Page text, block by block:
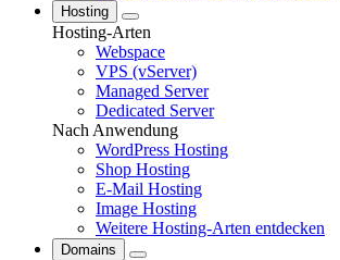
Hosting
Hosting-Arten
Webspace
VPS (vServer)
Managed Server
Dedicated Server
Nach Anwendung
WordPress Hosting
Shop Hosting
E-Mail Hosting
Image Hosting
Weitere Hosting-Arten entdecken
Domains